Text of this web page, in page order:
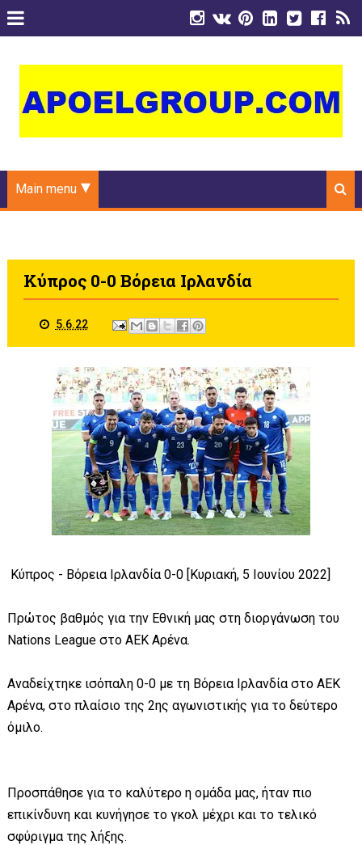
Main menu
Κύπρος 0-0 Βόρεια Ιρλανδία
5.6.22
Κύπρος - Βόρεια Ιρλανδία 0-0 [Κυριακή, 5 Ιουνίου 2022]
Πρώτος βαθμός για την Εθνική μας στη διοργάνωση του
Nations League στο ΑΕΚ Αρένα.
Αναδείχτηκε ισόπαλη 0-0 με τη Βόρεια Ιρλανδία στο ΑΕΚ
Αρένα, στο πλαίσιο της 2ης αγωνιστικής για το δεύτερο
όμιλο.
Προσπάθησε για το καλύτερο η ομάδα μας, ήταν πιο
επικίνδυνη και κυνήγησε το γκολ μέχρι και το τελικό
σφύριγμα της λήξης.